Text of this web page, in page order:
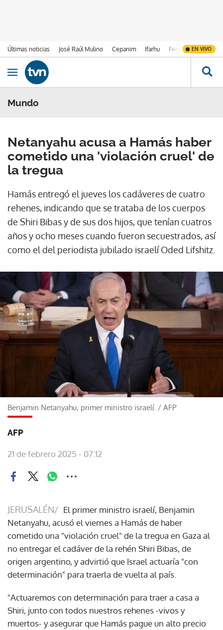
Últimas noticias José Raúl Mulino Cepanim Ifarhu Fenómeno de El
EN VIVO
Ir al contenido
Obrir navegació
Mundo
Netanyahu acusa a Hamás haber
cometido una 'violación cruel' de
la tregua
Hamás entregó el jueves los cadáveres de cuatro
rehenes, indicando que se trataba de los cuerpos
de Shiri Bibas y de sus dos hijos, que tenían cuatros
años y ocho meses cuando fueron secuestrados, así
como el del periodista jubilado israelí Oded Lifshitz.
Benjamin Netanyahu, primer ministro israelí. / AFP
AFP
21 de febrero 2025 - 07:12
JERUSALÉN/ El primer ministro israelí, Benjamin
Netanyahu, acusó el viernes a Hamás de haber
cometido una "violación cruel" de la tregua en Gaza al
no entregar el cadáver de la rehén Shiri Bibas, de
origen argentino, y advirtió que Israel actuaría "con
determinación" para traerla de vuelta al país.
"Actuaremos con determinación para traer a casa a
Shiri, junto con todos nuestros rehenes -vivos y
muertos- y asegurar que Hamás pague un alto precio